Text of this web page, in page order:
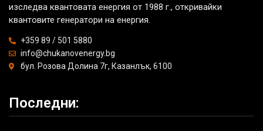
изследва квантовата енергия от 1988 г., откривайки
квантовите генератори на енергия.
+359 89 / 501 5880
info@chukanovenergy.bg
бул. Розова Долина 7г, Казанлък, 6100
Последни: